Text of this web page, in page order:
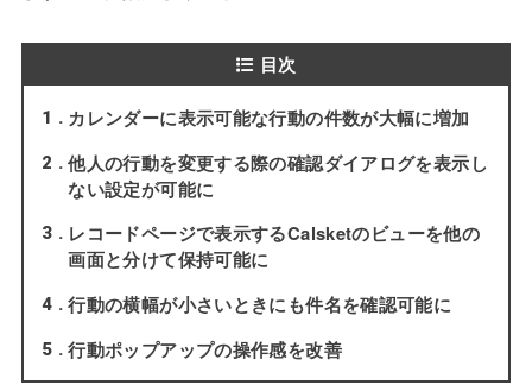
目次
1 カレンダーに表示可能な行動の件数が大幅に増加
2
他人の行動を変更する際の確認ダイアログを表示し
ない設定が可能に
3
レコードページで表示するCalsketのビューを他の
画面と分けて保持可能に
4 行動の横幅が小さいときにも件名を確認可能に
5 行動ポップアップの操作感を改善